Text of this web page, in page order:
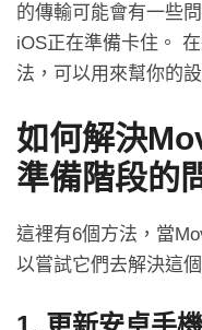
的傳輸可能會有一些
iOS正在準備卡住。
法，可以用來幫你的
如何解決
準備階段的
這裡有6個方法，當
以嘗試它們去解決這個